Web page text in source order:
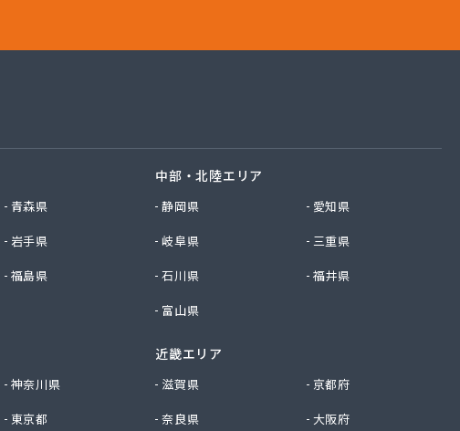
青森県
岩手県
福島県
神奈川県
東京都
中部・北陸エリア
静岡県
愛知県
岐阜県
三重県
石川県
福井県
富山県
近畿エリア
滋賀県
京都府
奈良県
大阪府